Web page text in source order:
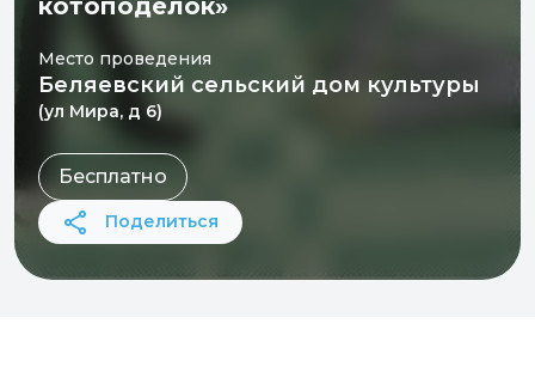
котоподелок»
Место проведения
Беляевский сельский дом культуры
(ул Мира, д 6)
Бесплатно
Поделиться